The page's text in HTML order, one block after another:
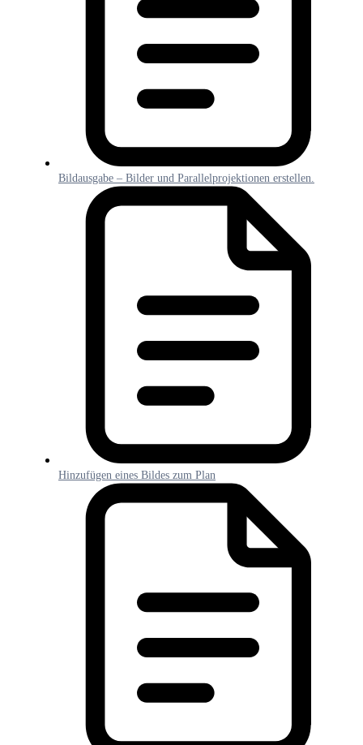
Bildausgabe – Bilder und Parallelprojektionen erstellen.
Hinzufügen eines Bildes zum Plan